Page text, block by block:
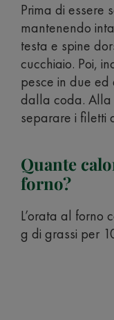
Prima di essere
mantenendo
testa e spine
cucchiaio. Poi,
pesce in due
dalla coda. Alla
separare i filetti
Quante
forno?
L’orata al forno
g di grassi per